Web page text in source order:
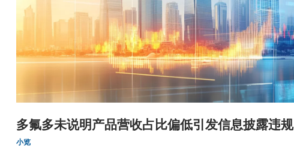
多氟多未说明产品营收占比偏低引发信息披露违规
小览